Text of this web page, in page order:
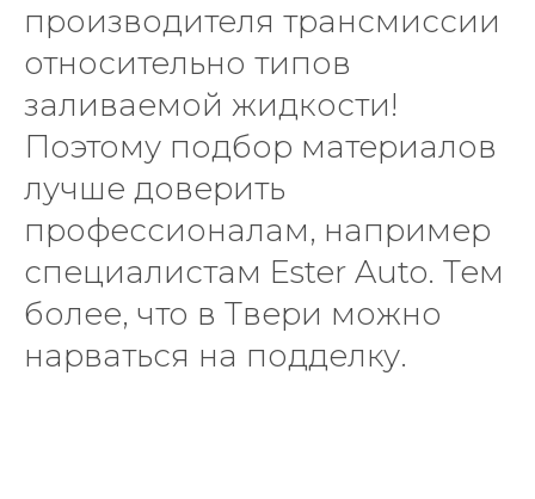
производителя трансмиссии
относительно типов
заливаемой жидкости!
Поэтому подбор материалов
лучше доверить
профессионалам, например
специалистам Ester Auto. Тем
более, что в Твери можно
нарваться на подделку.